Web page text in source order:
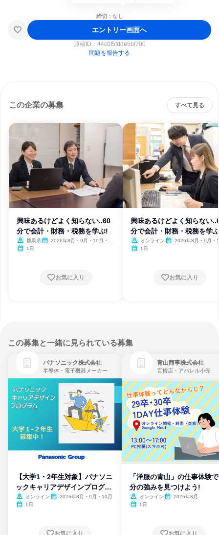
締切：なし
エントリー画面へ
原稿ID： 44c0f5fdde5bf700
問題を報告する
この企業の募集 すべて見る
興味あるけどよく知らない..60
分で会計・財務・税務を学ぶ!
群馬県
2026年8月・9月・10月・11
1日
お気に入り
興味あるけどよく知らない
分で会計・財務・税務を学
オンライン
2026年8月・9月・
1日
お気に入り
この募集と一緒に見られている募集
パナソニック株式会社
半導体・電子機器メーカー
【大学1・2年生対象】パナソニ
ックキャリアデザインプログラ
ム
オンライン
2026年8月・9月・10月
1日
お気に入り
青山商事株式会社
百貨店・アパレル小売
「洋服の青山」の仕事体験
分の強みを見つけよう!
オンライン
2026年8月
1日
お気に入り